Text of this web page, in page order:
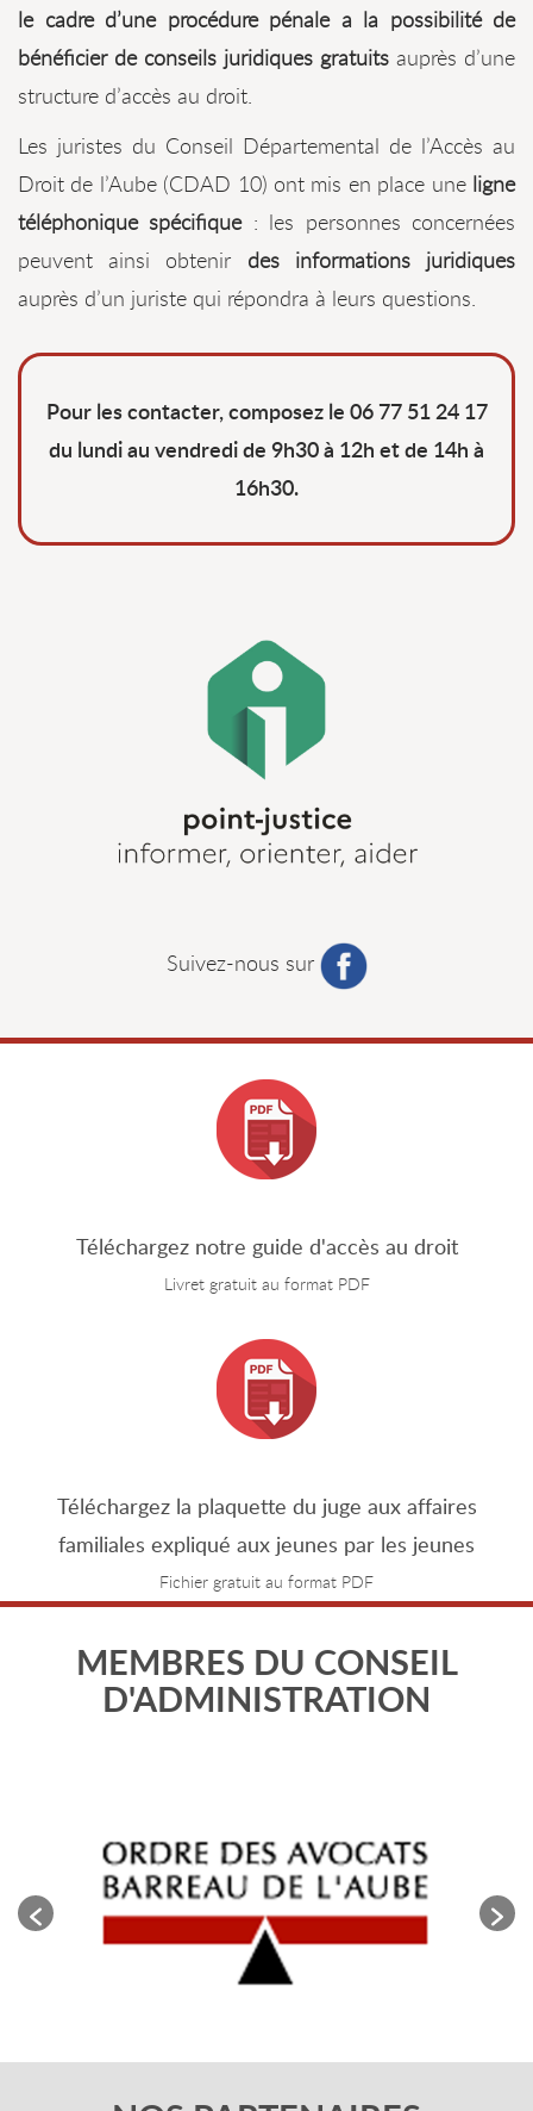
le cadre d’une procédure pénale a la possibilité de
bénéficier de conseils juridiques gratuits auprès d’une
structure d’accès au droit.
Les juristes du Conseil Départemental de l’Accès au
Droit de l’Aube (CDAD 10) ont mis en place une ligne
téléphonique spécifique: les personnes concernées
peuvent ainsi obtenir des informations juridiques
auprès d’un juriste qui répondra à leurs questions.
Pour les contacter, composez le 06 77 51 24 17
du lundi au vendredi de 9h30 à 12h et de 14h à
16h30.
Suivez-nous sur
Téléchargez notre guide d'accès au droit
Livret gratuit au format PDF
Téléchargez la plaquette du juge aux affaires
familiales expliqué aux jeunes par les jeunes
Fichier gratuit au format PDF
MEMBRES DU CONSEIL
D'ADMINISTRATION